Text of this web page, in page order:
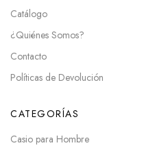
Catálogo
¿Quiénes Somos?
Contacto
Políticas de Devolución
CATEGORÍAS
Casio para Hombre